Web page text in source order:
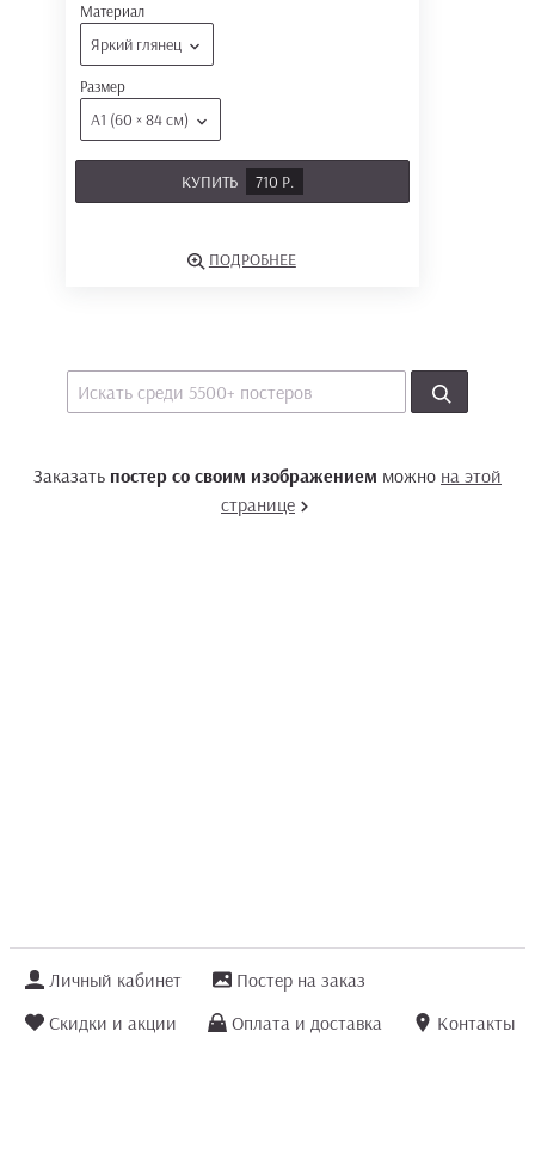
Материал
Яркий глянец
Размер
А1 (60 × 84 см)
КУПИТЬ 710 Р.
ПОДРОБНЕЕ
Заказать постер со своим изображением можно на этой
странице
Личный кабинет
Постер на заказ
Скидки и акции
Оплата и доставка
Контакты